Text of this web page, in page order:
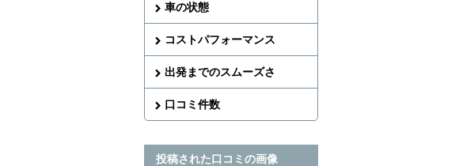
車の状態
コストパフォーマンス
出発までのスムーズさ
口コミ件数
投稿された口コミの画像